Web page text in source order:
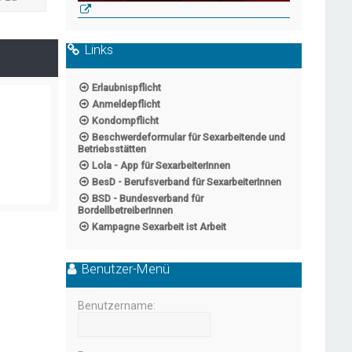
Links
Erlaubnispflicht
Anmeldepflicht
Kondompflicht
Beschwerdeformular für Sexarbeitende und
Betriebsstätten
Lola - App für SexarbeiterInnen
BesD - Berufsverband für SexarbeiterInnen
BSD - Bundesverband für
BordellbetreiberInnen
Kampagne Sexarbeit ist Arbeit
Benutzer-Menü
Benutzername: